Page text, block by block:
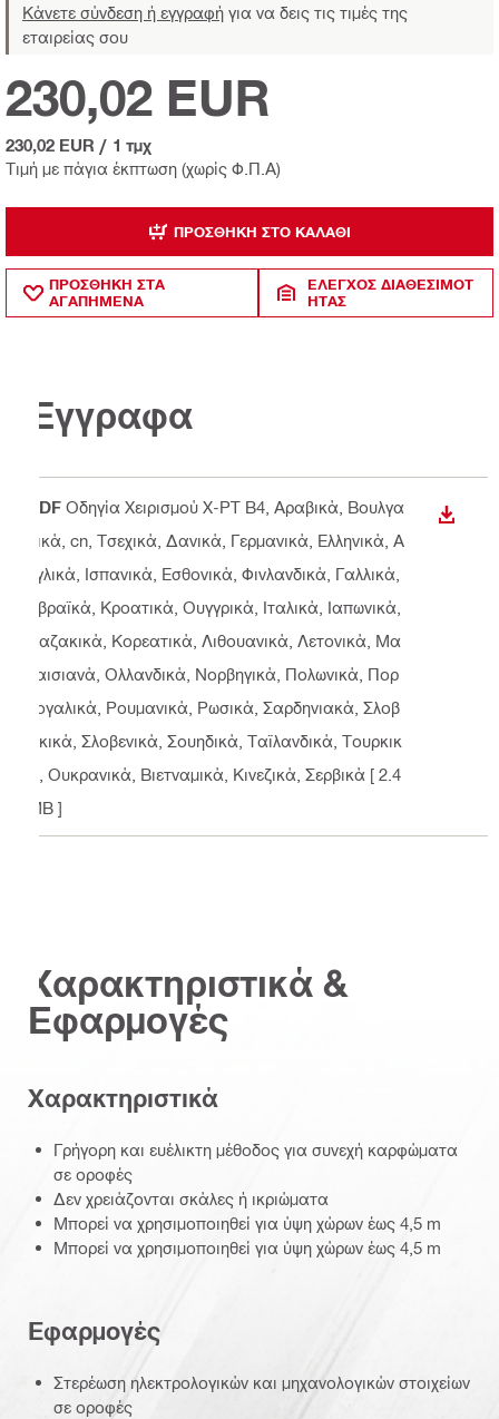
Κάνετε σύνδεση ή εγγραφή για να δεις τις τιμές της
εταιρείας σου
Τιμή με πάγια έκπτωση (χωρίς Φ.Π.Α)
230,02 EUR
230,02 EUR / 1 τμχ
ΠΡΟΣΘΉΚΗ ΣΤΟ ΚΑΛΆΘΙ
ΠΡΟΣΘΗΚΗ ΣΤΑ
ΑΓΑΠΗΜΕΝΑ
ΈΛΕΓΧΟΣ ΔΙΑΘΕΣΙΜΌΤ
ΗΤΑΣ
Έγγραφα
PDF Οδηγία Χειρισμού X-PT B4 , Αραβικά, Βουλγα
ρικά, cn, Τσεχικά, Δανικά, Γερμανικά, Ελληνικά, Α
γγλικά, Ισπανικά, Εσθονικά, Φινλανδικά, Γαλλικά,
Εβραϊκά, Κροατικά, Ουγγρικά, Ιταλικά, Ιαπωνικά,
Καζακικά, Κορεατικά, Λιθουανικά, Λετονικά, Μα
λαισιανά, Ολλανδικά, Νορβηγικά, Πολωνικά, Πορ
τογαλικά, Ρουμανικά, Ρωσικά, Σαρδηνιακά, Σλοβ
ακικά, Σλοβενικά, Σουηδικά, Ταϊλανδικά, Τουρκικ
ά, Ουκρανικά, Βιετναμικά, Κινεζικά, Σερβικά [ 2.4
MB ]
ΛΉΨΗ
Χαρακτηριστικά &
Εφαρμογές
Χαρακτηριστικά
Γρήγορη και ευέλικτη μέθοδος για συνεχή καρφώματα
σε οροφές
Δεν χρειάζονται σκάλες ή ικριώματα
Μπορεί να χρησιμοποιηθεί για ύψη χώρων έως 4,5 m
Μπορεί να χρησιμοποιηθεί για ύψη χώρων έως 4,5 m
Εφαρμογές
Στερέωση ηλεκτρολογικών και μηχανολογικών στοιχείων
σε οροφές